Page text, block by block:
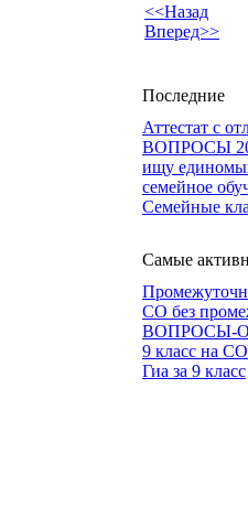
<<Назад
Вперед>>
Последние
Аттестат с
ВОПРОСЫ
ищу
семейное
Семейные
Самые
СО без
ВОПРОСЫ-
9 класс на
Гиа за 9 класс